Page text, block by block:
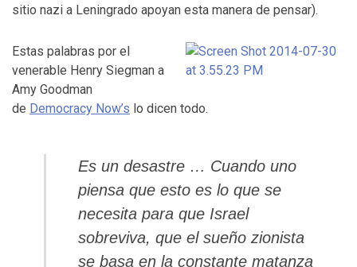
sitio nazi a Leningrado apoyan esta manera de pensar).
Estas palabras por el
venerable Henry Siegman a
Amy Goodman
de Democracy Now’s lo dicen todo.
Es un desastre … Cuando uno
piensa que esto es lo que se
necesita para que Israel
sobreviva, que el sueño zionista
se basa en la constante matanza